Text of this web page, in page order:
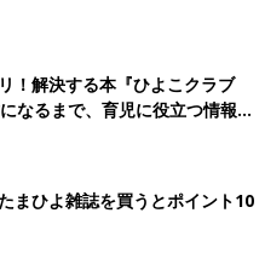
！解決する本『ひよこクラブ
なるまで、育児に役立つ情報が
まひよ雑誌を買うとポイント10